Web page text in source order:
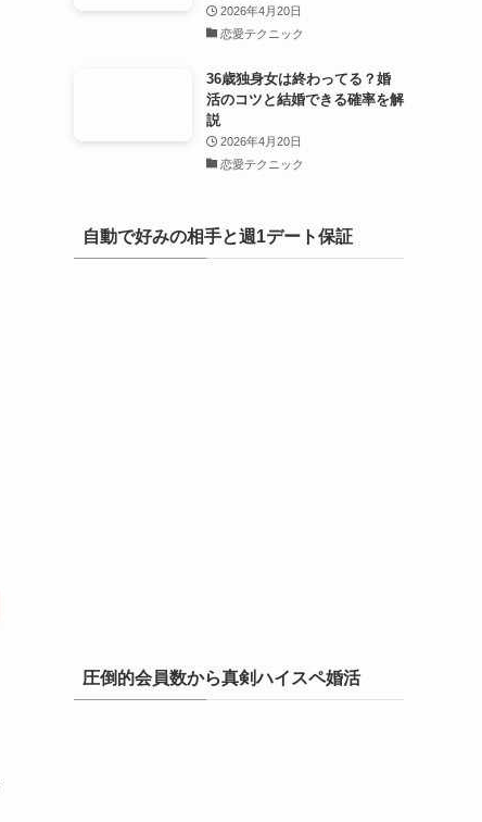
2026年4月20日
恋愛テクニック
36歳独身女は終わってる？婚
活のコツと結婚できる確率を解
説
2026年4月20日
恋愛テクニック
自動で好みの相手と週1デート保証
圧倒的会員数から真剣ハイスペ婚活